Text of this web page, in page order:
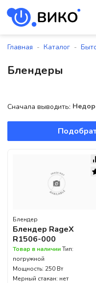
По
Главная - Каталог -
Блендеры
Сначала выводить:
Блендер
Блендер RageX
R1506-000
Товар в наличииТип:
погружной
Мощность: 250 Вт
Мерный стакан: нет